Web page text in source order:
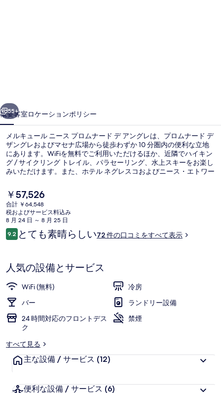
ー
ス
プ
ロ
ム
ナ
ー
ド
デ
ン
グ
レ
の
真
55+
概要客室ロケーションポリシー
メルキュール ニース プロムナード デ アングレは、プロムナード デ
ザングレおよびマセナ広場から徒歩わずか 10 分圏内の便利な立地
にあります。WiFiを無料でご利用いただけるほか、近隣でハイキン
グ / サイクリング トレイル、パラセーリング、水上スキーをお楽し
みいただけます。また、ホテル ネグレスコおよびニース・エトワー
分圏内にあります。旅行者は親切なスタッフやロケーションを評価
しています。周辺ではさまざまな公共交通機関を利用できます。マ
セナ トラム駅までは 7 分、オペラ ヴィエイユ ヴィル トラム駅まで
は 10 分です。
現
在
の
料
金
は
す
￥57,526
合計 ￥64,548
税およびサービス料込み
8 月 24 日 ～ 8 月 25 日
口
コ
9.210段階中9.2
とても素晴らしい72 件の口コミをすべて表示
人気の設備とサービス
WiFi (無料)
冷房
バー
ランドリー設備
24 時間対応のフロントデス
ク
禁煙
すべて見る
主な設備 / サービス (12)
便利な設備 / サービス (6)